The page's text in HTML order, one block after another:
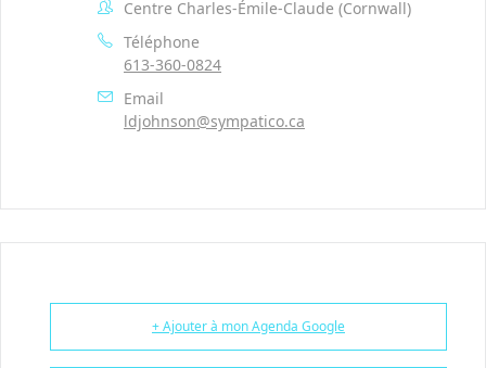
Centre Charles-Émile-Claude (Cornwall)
Téléphone
613-360-0824
Email
ldjohnson@sympatico.ca
+ Ajouter à mon Agenda Google